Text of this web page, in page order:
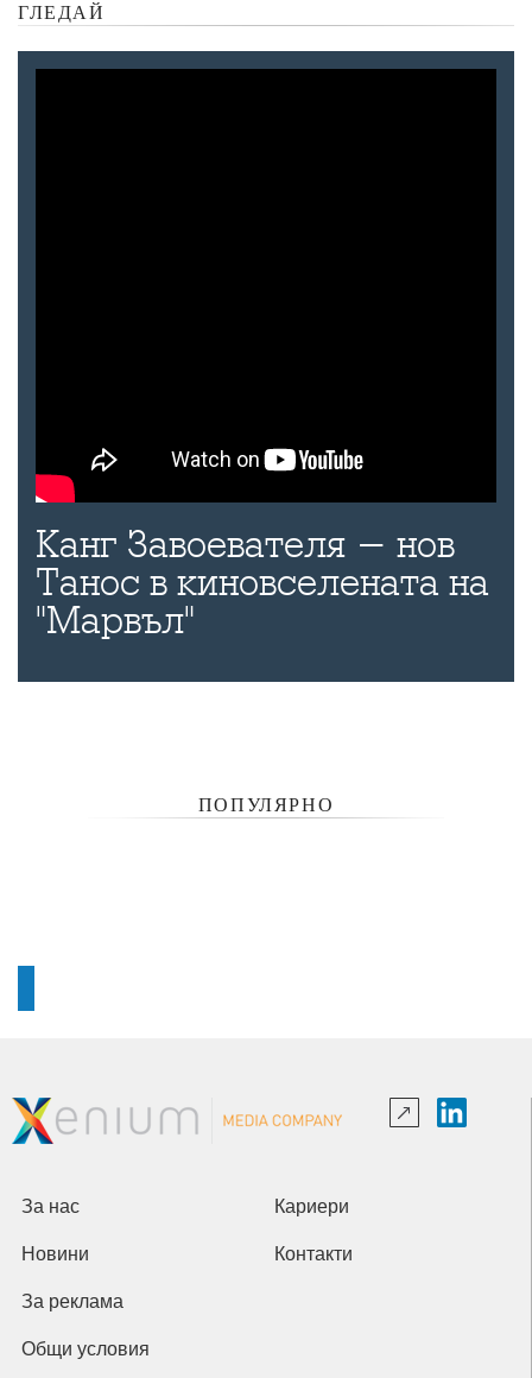
ГЛЕДАЙ
Канг Завоевателя - нов
Танос в киновселената на
"Марвъл"
ПОПУЛЯРНО
За нас Кариери
Новини Контакти
За реклама
Общи условия